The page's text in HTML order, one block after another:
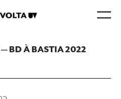
— BD À BASTIA 2022